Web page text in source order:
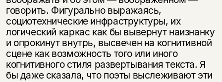
говорить. Фигурально выражаясь,
социотехнические инфраструктуры, их
логический каркас как бы вывернут наизнанку
и опрокинут внутрь, высвечен на когнитивной
сцене как возможность того или иного
когнитивного стиля развертывания текста. Я
бы даже сказала, что поэты выслеживают эти